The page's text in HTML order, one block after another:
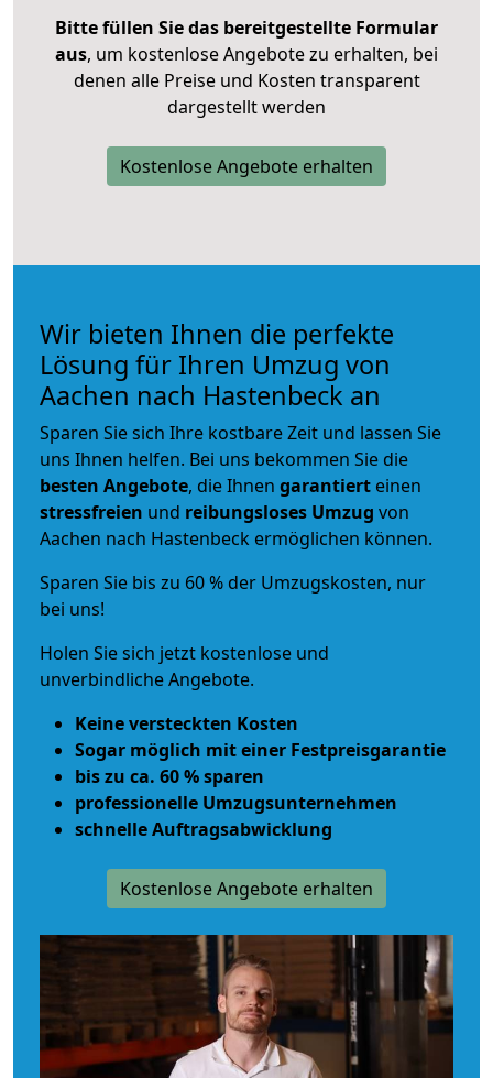
Bitte füllen Sie das bereitgestellte Formular
aus, um kostenlose Angebote zu erhalten, bei
denen alle Preise und Kosten transparent
dargestellt werden
Kostenlose Angebote erhalten
Wir bieten Ihnen die perfekte
Lösung für Ihren Umzug von
Aachen nach Hastenbeck an
Sparen Sie sich Ihre kostbare Zeit und lassen Sie
uns Ihnen helfen. Bei uns bekommen Sie die
besten Angebote, die Ihnen garantiert einen
stressfreien und reibungsloses Umzug von
Aachen nach Hastenbeck ermöglichen können.
Sparen Sie bis zu 60 % der Umzugskosten, nur
bei uns!
Holen Sie sich jetzt kostenlose und
unverbindliche Angebote.
Keine versteckten Kosten
Sogar möglich mit einer Festpreisgarantie
bis zu ca. 60 % sparen
professionelle Umzugsunternehmen
schnelle Auftragsabwicklung
Kostenlose Angebote erhalten